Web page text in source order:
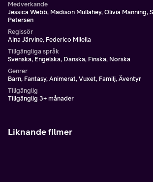
Medverkande
Jessica Webb, Madison Mullahey, Olivia Manning,
Petersen
Regissör
Aina Järvine, Federico Milella
Tillgängliga språk
Svenska, Engelska, Danska, Finska, Norska
Genrer
Barn, Fantasy, Animerat, Vuxet, Familj, Äventyr
Tillgänglig
Tillgänglig 3+ månader
Liknande filmer